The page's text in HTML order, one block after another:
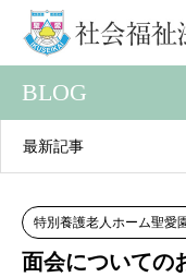
BLOG
最新記事
特別養護老人ホーム聖愛
面会についての